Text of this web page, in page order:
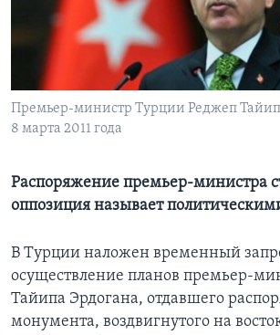
Learning English
СОЦИАЛЬНЫЕ СЕТИ
Премьер-министр Турции Реджеп
8 марта 2011 года
Распоряжение премьер-министра
оппозиция называет
В Турции наложен временный
осуществление планов премьер-
Тайипа Эрдогана, отдавшего
монумента, воздвигнутого на